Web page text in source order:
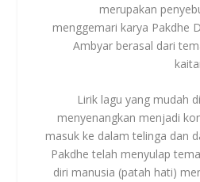
merupakan
menggemari karya Pakdhe
Ambyar berasal dari
Lirik lagu yang mudah
menyenangkan menjadi
masuk ke dalam telinga dan
Pakdhe telah menyulap
diri manusia (patah hati)